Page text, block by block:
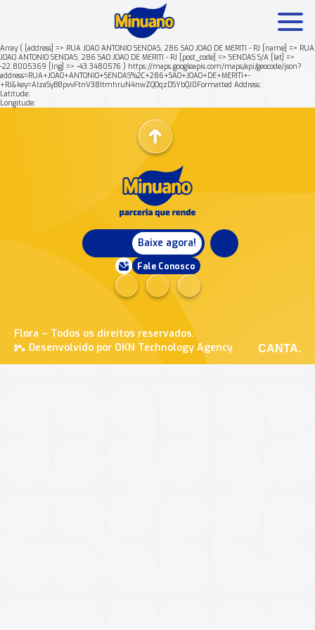
Array ( [address] => RUA JOAO ANTONIO SENDAS, 286 SAO JOAO DE MERITI - RJ [name] => RUA
JOAO ANTONIO SENDAS, 286 SAO JOAO DE MERITI - RJ [post_code] => SENDAS S/A [lat] =>
-22.8005369 [lng] => -43.3480576 ) https://maps.googleapis.com/maps/api/geocode/json?
address=RUA+JOAO+ANTONIO+SENDAS%2C+286+SAO+JOAO+DE+MERITI+-
+RJ&key=AIzaSyB8pvvFtnV38ItmhruN4nwZQOqzDSYbQJ0Formatted Address:
Latitude:
Longitude:
Baixe agora!
Fale Conosco
Flora – Todos os direitos reservados.
Desenvolvido por OKN Technology Agency
CANTA.
Mais buscados: Produtos Minuano Rende +
Nossa história